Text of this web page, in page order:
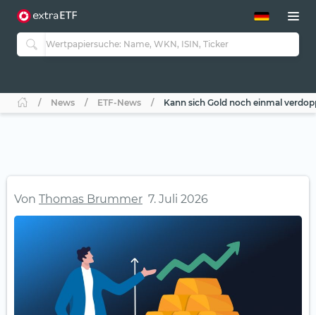
ETF-Guide 2.0
Guide Aktive ETFs
ETF-Sparpläne
News ETF-News Kann sich Gold noch einmal
Von Thomas Brummer 7. Juli 2026